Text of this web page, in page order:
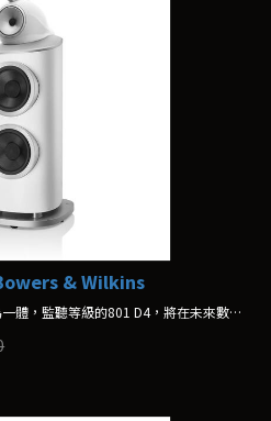
& Wilkins
全新800 Series Diamond™技術為一體，監聽等級的801 D4，將在未來數年為業界重新定義高階揚聲器的標準。